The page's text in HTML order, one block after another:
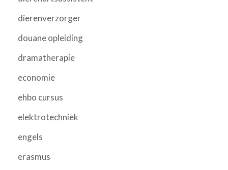
dierenverzorger
douane opleiding
dramatherapie
economie
ehbo cursus
elektrotechniek
engels
erasmus